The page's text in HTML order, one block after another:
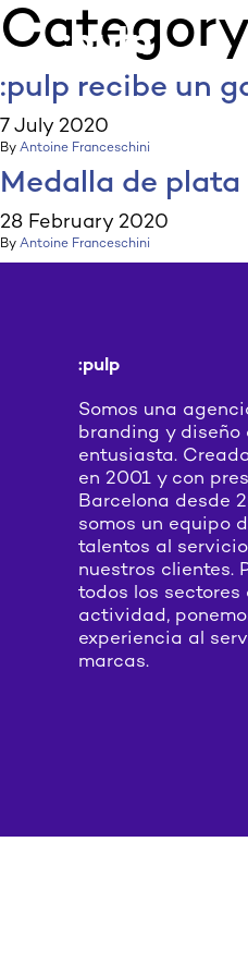
:pulp
:pulp recibe un
7 July 2020
By Antoine Franceschini
Medalla de
28 February 2020
By Antoine Franceschini
:pulp
Somos una
branding y diseño
entusiasta.
en 2001 y con
Barcelona desde
somos un equipo
talentos al
nuestros clientes.
todos los sectores
actividad,
experiencia al
marcas.